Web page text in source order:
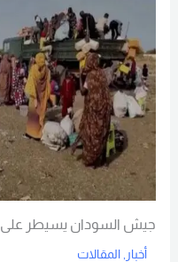
جيش السودان يسيطر على
أخبار المقالات